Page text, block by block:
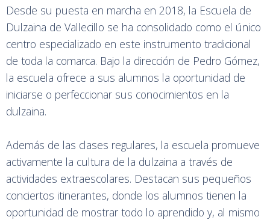
Desde su puesta en marcha en 2018, la Escuela de
Dulzaina de Vallecillo se ha consolidado como el único
centro especializado en este instrumento tradicional
de toda la comarca. Bajo la dirección de Pedro Gómez,
la escuela ofrece a sus alumnos la oportunidad de
iniciarse o perfeccionar sus conocimientos en la
dulzaina.
Además de las clases regulares, la escuela promueve
activamente la cultura de la dulzaina a través de
actividades extraescolares. Destacan sus pequeños
conciertos itinerantes, donde los alumnos tienen la
oportunidad de mostrar todo lo aprendido y, al mismo